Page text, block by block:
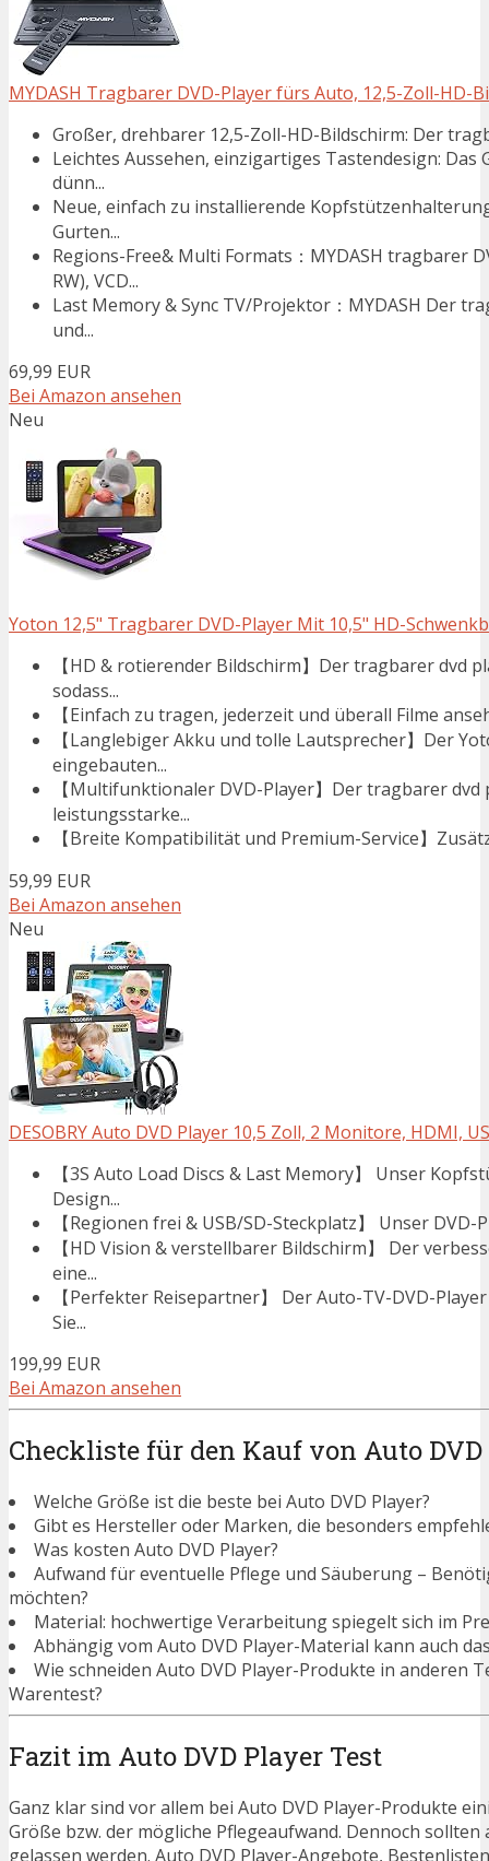
MYDASH Tragbarer DVD-Player fürs Auto, 12,5-Zoll-HD-
Großer, drehbarer 12,5-Zoll-HD-Bildschirm: Der
Leichtes Aussehen, einzigartiges Tastendesign: Das
dünn...
Neue, einfach zu installierende
Gurten...
Regions-Free& Multi Formats：MYDASH tragbarer
RW), VCD...
Last Memory & Sync TV/Projektor：MYDASH Der
und...
69,99 EUR
Bei Amazon ansehen
Neu
Yoton 12,5" Tragbarer DVD-Player Mit 10,5" HD-
【HD & rotierender Bildschirm】Der tragbarer dvd
sodass...
【Einfach zu tragen, jederzeit und überall Filme
【Langlebiger Akku und tolle Lautsprecher】Der
eingebauten...
【Multifunktionaler DVD-Player】Der tragbarer
leistungsstarke...
【Breite Kompatibilität und Premium-Service】
59,99 EUR
Bei Amazon ansehen
Neu
DESOBRY Auto DVD Player 10,5 Zoll, 2 Monitore, HDMI,
【3S Auto Load Discs & Last Memory】 Unser
Design...
【Regionen frei & USB/SD-Steckplatz】 Unser
【HD Vision & verstellbarer Bildschirm】 Der
eine...
【Perfekter Reisepartner】 Der Auto-TV-DVD-
Sie...
199,99 EUR
Bei Amazon ansehen
Checkliste für den Kauf von Auto
Welche Größe ist die beste bei Auto DVD Player?
Gibt es Hersteller oder Marken, die besonders
Was kosten Auto DVD Player?
Aufwand für eventuelle Pflege und Säuberung –
möchten?
Material: hochwertige Verarbeitung spiegelt sich im
Abhängig vom Auto DVD Player-Material kann auch
Wie schneiden Auto DVD Player-Produkte in anderen
Warentest?
Fazit im Auto DVD Player Test
Ganz klar sind vor allem bei Auto DVD Player-Produkte
Größe bzw. der mögliche Pflegeaufwand. Dennoch
gelassen werden. Auto DVD Player-Angebote,